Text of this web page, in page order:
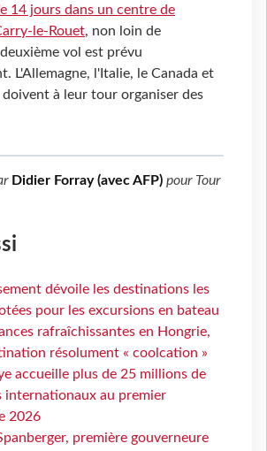
14 jours dans un centre de
le-Rouet, non loin de
vol est prévu
L'Allemagne, l'Italie, le Canada et
doivent à leur tour organiser des
Didier Forray (avec AFP) pour Tour
dévoile les destinations les
pour les excursions en bateau
rafraîchissantes en Hongrie,
résolument « coolcation »
accueille plus de 25 millions de
internationaux au premier
2026
première gouverneure